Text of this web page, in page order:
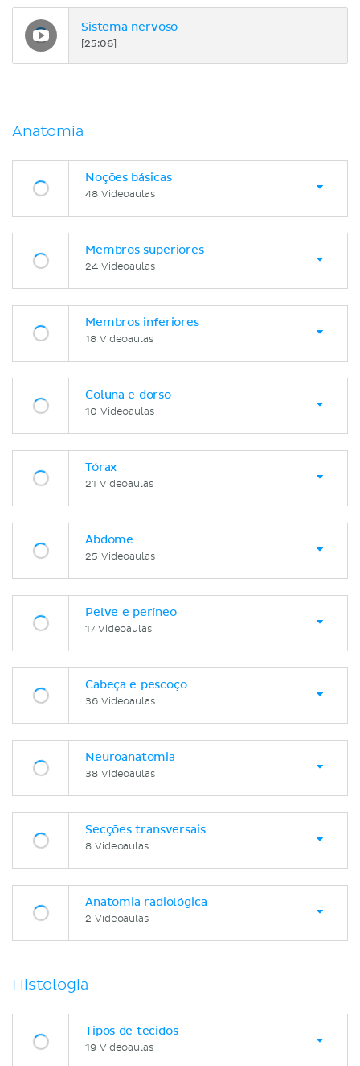
Sistema nervoso
[25:06]
Anatomia
Noções básicas
48 Videoaulas
Membros superiores
24 Videoaulas
Membros inferiores
18 Videoaulas
Coluna e dorso
10 Videoaulas
Tórax
21 Videoaulas
Abdome
25 Videoaulas
Pelve e períneo
17 Videoaulas
Cabeça e pescoço
36 Videoaulas
Neuroanatomia
38 Videoaulas
Secções transversais
8 Videoaulas
Anatomia radiológica
2 Videoaulas
Histologia
Tipos de tecidos
19 Videoaulas